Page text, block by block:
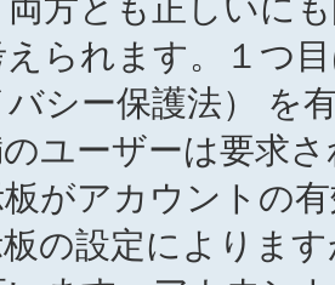
られます。１つ
シー保護法） を
のユーザーは要求
がアカウントの
の設定によりま